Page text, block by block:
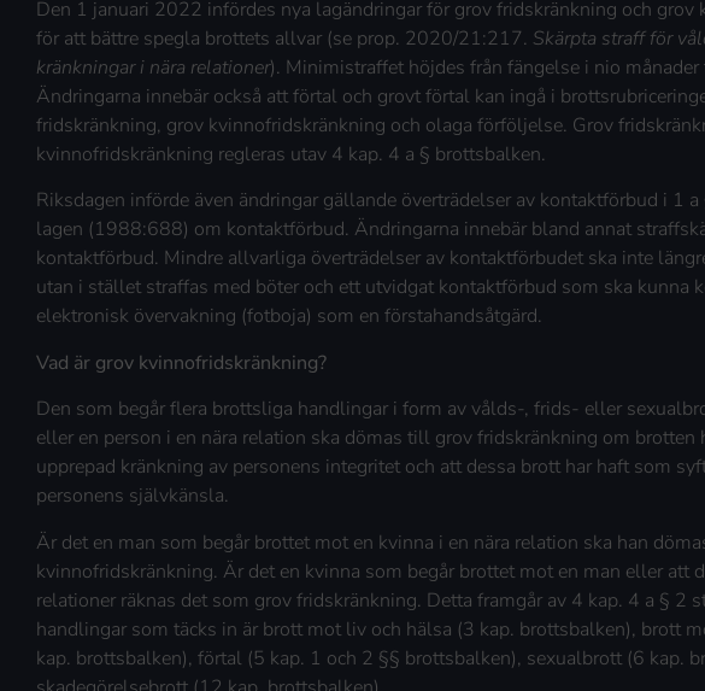
Den 1 januari 2022 infördes nya lagändringar för grov fridskränkning och grov
för att bättre spegla brottets allvar (se prop. 2020/21:217. Skärpta straff för
kränkningar i nära relationer). Minimistraffet höjdes från fängelse i nio
Ändringarna innebär också att förtal och grovt förtal kan ingå i
fridskränkning, grov kvinnofridskränkning och olaga förföljelse. Grov
kvinnofridskränkning regleras utav 4 kap. 4 a § brottsbalken.
Riksdagen införde även ändringar gällande överträdelser av kontaktförbud i 1
lagen (1988:688) om kontaktförbud. Ändringarna innebär bland annat
kontaktförbud. Mindre allvarliga överträdelser av kontaktförbudet ska inte
utan i stället straffas med böter och ett utvidgat kontaktförbud som ska kunna
elektronisk övervakning (fotboja) som en förstahandsåtgärd.
Vad är grov kvinnofridskränkning?
Den som begår flera brottsliga handlingar i form av vålds-, frids- eller
eller en person i en nära relation ska dömas till grov fridskränkning om brotten
upprepad kränkning av personens integritet och att dessa brott har haft som
personens självkänsla.
Är det en man som begår brottet mot en kvinna i en nära relation ska han
kvinnofridskränkning. Är det en kvinna som begår brottet mot en man eller att
relationer räknas det som grov fridskränkning. Detta framgår av 4 kap. 4 a § 2
handlingar som täcks in är brott mot liv och hälsa (3 kap. brottsbalken), brott
kap. brottsbalken), förtal (5 kap. 1 och 2 §§ brottsbalken), sexualbrott (6 kap.